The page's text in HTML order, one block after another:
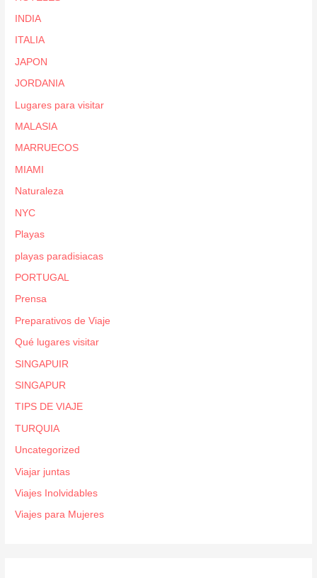
INDIA
ITALIA
JAPON
JORDANIA
Lugares para visitar
MALASIA
MARRUECOS
MIAMI
Naturaleza
NYC
Playas
playas paradisiacas
PORTUGAL
Prensa
Preparativos de Viaje
Qué lugares visitar
SINGAPUIR
SINGAPUR
TIPS DE VIAJE
TURQUIA
Uncategorized
Viajar juntas
Viajes Inolvidables
Viajes para Mujeres